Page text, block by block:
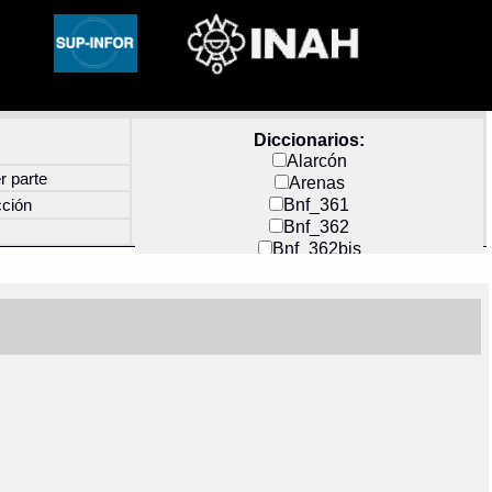
Diccionarios:
Alarcón
Arenas
Bnf_361
Bnf_362
Bnf_362bis
Docs_México
parte